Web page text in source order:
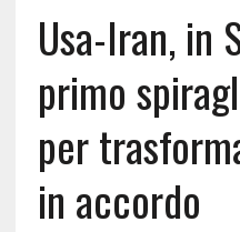
Usa-Iran, in
primo
per
in accordo